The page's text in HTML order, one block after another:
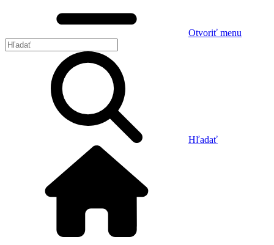
Otvoriť menu
Hľadať